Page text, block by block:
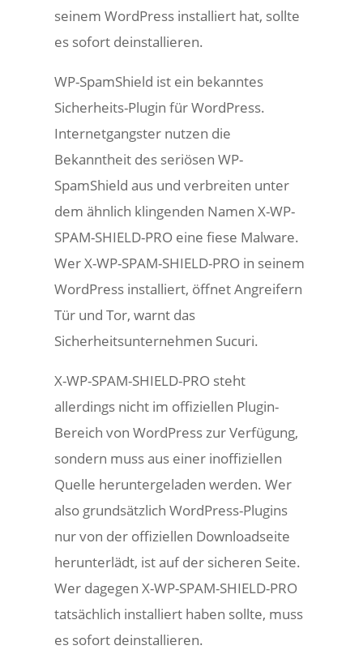
seinem WordPress installiert hat, sollte
es sofort deinstallieren.
WP-SpamShield ist ein bekanntes
Sicherheits-Plugin für WordPress.
Internetgangster nutzen die
Bekanntheit des seriösen WP-
SpamShield aus und verbreiten unter
dem ähnlich klingenden Namen X-WP-
SPAM-SHIELD-PRO eine fiese Malware.
Wer X-WP-SPAM-SHIELD-PRO in seinem
WordPress installiert, öffnet Angreifern
Tür und Tor, warnt das
Sicherheitsunternehmen Sucuri.
X-WP-SPAM-SHIELD-PRO steht
allerdings nicht im offiziellen Plugin-
Bereich von WordPress zur Verfügung,
sondern muss aus einer inoffiziellen
Quelle heruntergeladen werden. Wer
also grundsätzlich WordPress-Plugins
nur von der offiziellen Downloadseite
herunterlädt, ist auf der sicheren Seite.
Wer dagegen X-WP-SPAM-SHIELD-PRO
tatsächlich installiert haben sollte, muss
es sofort deinstallieren.